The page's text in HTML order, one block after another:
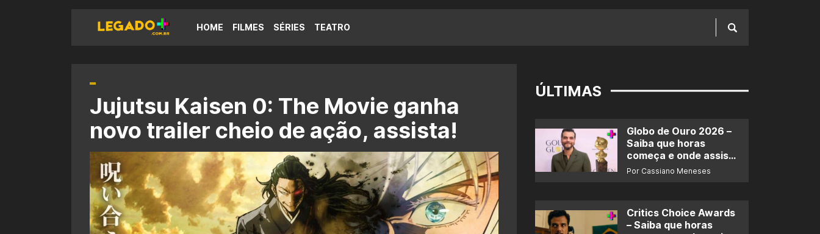
HOME FILMES SÉRIES TEATRO
Jujutsu Kaisen 0: The Movie ganha
novo trailer cheio de ação, assista!
ÚLTIMAS
Globo de Ouro 2026 –
Saiba que horas
começa e onde assistir
ao prêmio
Por Cassiano Meneses
Critics Choice Awards
– Saiba que horas